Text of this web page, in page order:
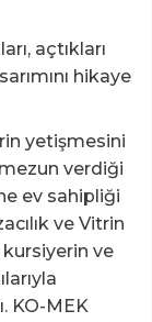
açtıkları
hikaye
yetişmesini
verdiği
ev sahipliği
ve Vitrin
kursiyerin ve
KO-MEK